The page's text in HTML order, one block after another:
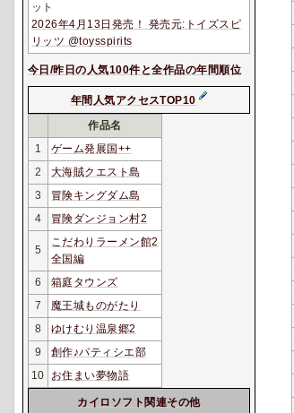
ット
2026年4月13日発売！ 発売元:トイズスピ
リッツ @toysspirits
今日/昨日の人気100件と全作品の年間順位
年間人気アクセスTOP10
作品名
1
ゲーム発展国++
2
大海賊クエスト島
3
冒険キングダム島
4
冒険ダンジョン村2
5
こだわりラーメン館2
全国編
6
箱庭タウンズ
7
魔王城ものがたり
8
ゆけむり温泉郷2
9
創作♪パティシエ部
10
お住まい夢物語
カイロソフト関連その他